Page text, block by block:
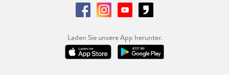
Laden Sie unsere App herunter.